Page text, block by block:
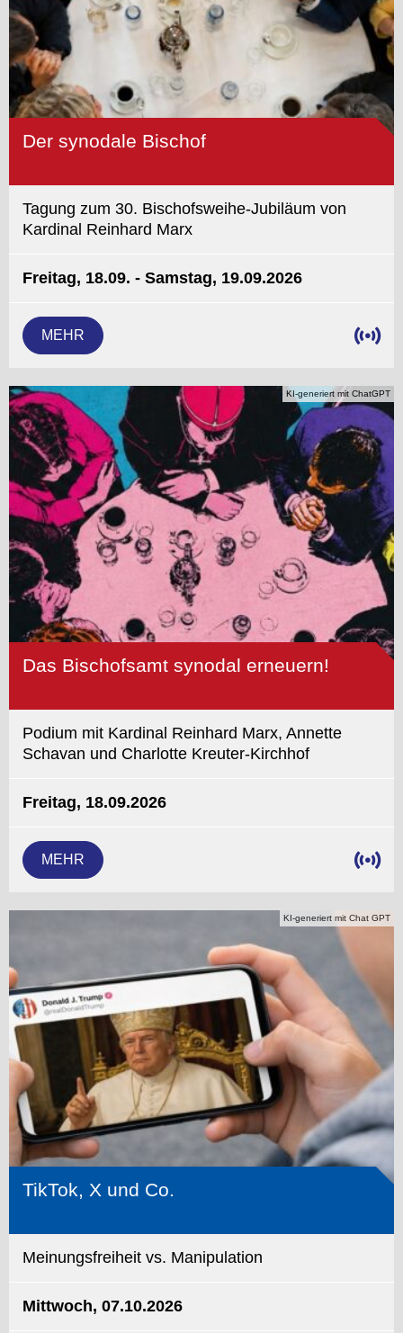
Der synodale Bischof
Tagung zum 30. Bischofsweihe-Jubiläum von
Kardinal Reinhard Marx
Freitag, 18.09. - Samstag, 19.09.2026
MEHR
KI-generiert mit ChatGPT
Das Bischofsamt synodal erneuern!
Podium mit Kardinal Reinhard Marx, Annette
Schavan und Charlotte Kreuter-Kirchhof
Freitag, 18.09.2026
MEHR
KI-generiert mit Chat GPT
TikTok, X und Co.
Meinungsfreiheit vs. Manipulation
Mittwoch, 07.10.2026